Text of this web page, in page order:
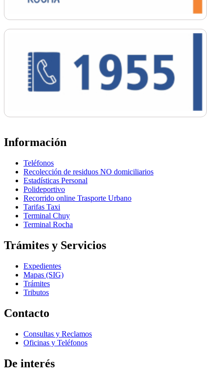
Información
Teléfonos
Recolección de residuos NO domiciliarios
Estadísticas Personal
Polideportivo
Recorrido online Trasporte Urbano
Tarifas Taxi
Terminal Chuy
Terminal Rocha
Trámites y Servicios
Expedientes
Mapas (SIG)
Trámites
Tributos
Contacto
Consultas y Reclamos
Oficinas y Teléfonos
De interés